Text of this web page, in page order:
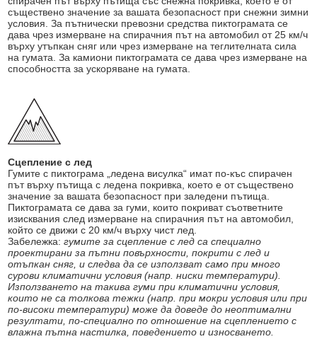
съществено значение за вашата безопасност при снежни зимни
условия. За пътнически превозни средства пиктограмата се
дава чрез измерване на спирачния път на автомобил от 25 км/ч
върху утъпкан сняг или чрез измерване на теглителната сила
на гумата. За камиони пиктограмата се дава чрез измерване на
способността за ускоряване на гумата.
Сцепление с лед
Гумите с пиктограма „ледена висулка“ имат по-къс спирачен
път върху пътища с ледена покривка, което е от съществено
значение за вашата безопасност при заледени пътища.
Пиктограмата се дава за гуми, които покриват съответните
изисквания след измерване на спирачния път на автомобил,
който се движи с 20 км/ч върху чист лед.
Забележка:гумите за сцепление с лед са специално
проектирани за пътни повърхности, покрити с лед и
отъпкан сняг, и следва да се използват само при много
сурови климатични условия (напр. ниски температури).
Използването на такива гуми при климатични условия,
които не са толкова тежки (напр. при мокри условия или при
по-високи температури) може да доведе до неоптимални
резултати, по-специално по отношение на сцеплението с
влажна пътна настилка, поведението и износването.